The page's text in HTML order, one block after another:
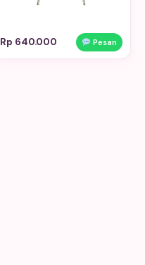
Rp 640.000 Pesan